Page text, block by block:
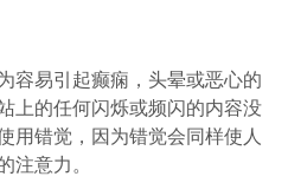
易引起癫痫，头晕或恶心的
上的任何闪烁或频闪的内容没
用错觉，因为错觉会同样使人
注意力。